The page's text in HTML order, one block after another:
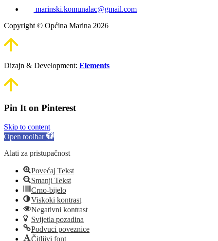
marinski.komunalac@gmail.com
Copyright © Općina Marina 2026
Dizajn & Development: Elements
Pin It on Pinterest
Skip to content
Open toolbar
Alati za pristupačnost
Povećaj Tekst
Smanji Tekst
Crno-bijelo
Viskoki kontrast
Negativni kontrast
Svijetla pozadina
Podvuci poveznice
Čitljivi font